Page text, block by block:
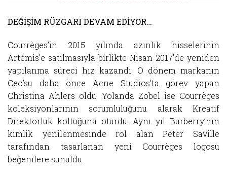
DEĞİŞİM RÜZGARI DEVAM EDİYOR…
Courrèges’in 2015 yılında azınlık hisselerinin
Artémis’e satılmasıyla birlikte Nisan 2017’de yeniden
yapılanma süreci hız kazandı. O dönem markanın
Ceo’su daha önce Acne Studios’ta görev yapan
Christina Ahlers oldu. Yolanda Zobel ise Courrèges
koleksiyonlarının sorumluluğunu alarak Kreatif
Direktörlük koltuğuna oturdu. Aynı yıl Burberry’nin
kimlik yenilenmesinde rol alan Peter Saville
tarafından tasarlanan yeni Courrèges logosu
beğenilere sunuldu.